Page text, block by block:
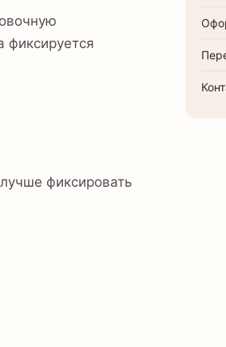
фиксируется
фиксировать